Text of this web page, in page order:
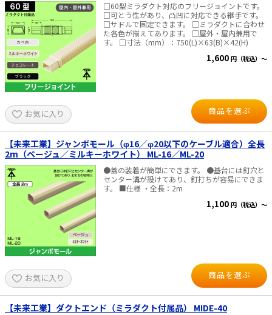
□60型ミラダクト対応のフリージョイントです。
□可とう性があり、凸凹に対応できる継手です。
□サドルで固定できます。 □ミラダクトに合わせ
た各色が揃えてあります。 □屋外・屋内兼用で
す。 □寸法（mm）：750(L)×63(B)×42(H)
1,600 円（税込）～
お気に入り 商品を選ぶ
【未来工業】ジャンボモール（φ16／φ20以下のケーブル適合）全長
2m（ベージュ／ミルキーホワイト） ML-16／ML-20
●蓋の装着が簡単にできます。 ●基台には釘穴と
センター溝が設けてあり、釘打ちが容易にできま
す。 ■仕様 ・全長：2m
1,100 円（税込）～
お気に入り 商品を選ぶ
【未来工業】ダクトエンド（ミラダクト付属品） MIDE-40